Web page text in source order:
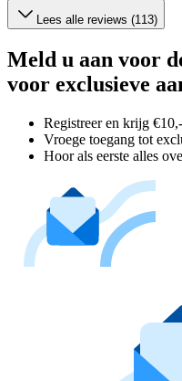
Lees alle reviews (113)
Meld u aan voor
voor exclusieve
Registreer en krijg
Vroege toegang tot
Hoor als eerste alles